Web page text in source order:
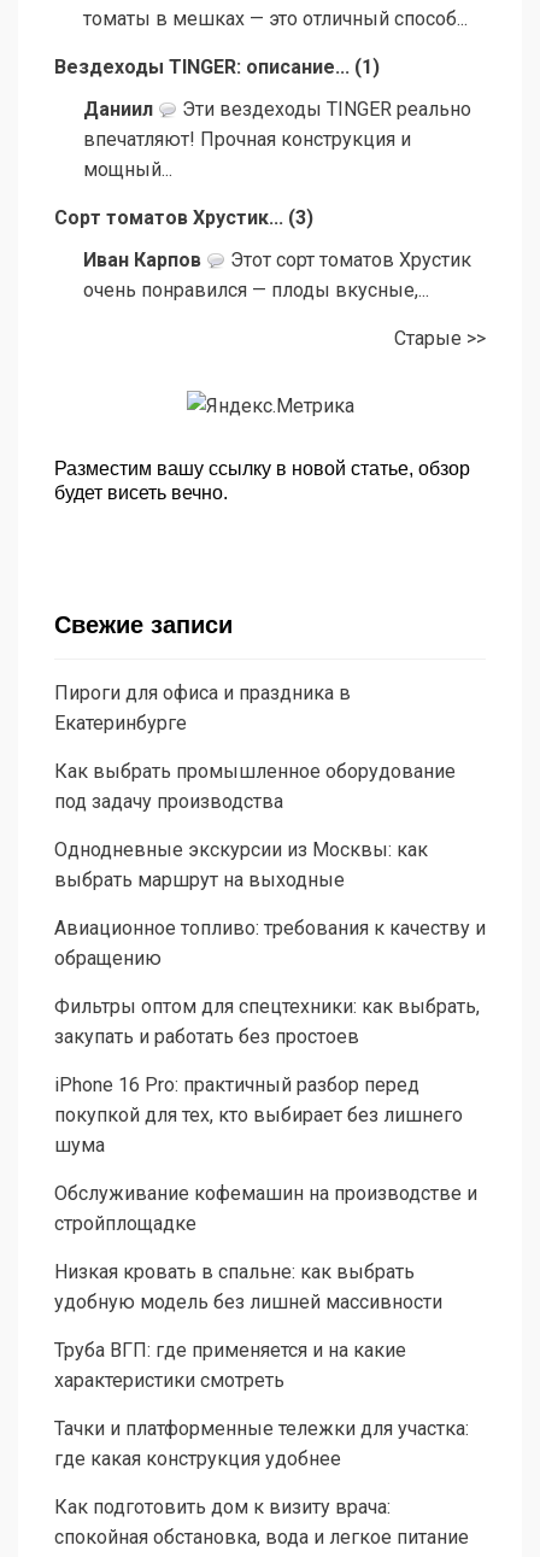
томаты в мешках — это отличный способ...
Вездеходы TINGER: описание... (1 )
Даниил
Эти вездеходы TINGER реально
впечатляют! Прочная конструкция и
мощный...
Сорт томатов Хрустик... (3)
Иван Карпов
Этот сорт томатов Хрустик
очень понравился — плоды вкусные,...
Старые >>
Разместим вашу ссылку в новой статье, обзор
будет висеть вечно.
Свежие записи
Пироги для офиса и праздника в
Екатеринбурге
Как выбрать промышленное оборудование
под задачу производства
Однодневные экскурсии из Москвы: как
выбрать маршрут на выходные
Авиационное топливо: требования к качеству и
обращению
Фильтры оптом для спецтехники: как выбрать,
закупать и работать без простоев
iPhone 16 Pro: практичный разбор перед
покупкой для тех, кто выбирает без лишнего
шума
Обслуживание кофемашин на производстве и
стройплощадке
Низкая кровать в спальне: как выбрать
удобную модель без лишней массивности
Труба ВГП: где применяется и на какие
характеристики смотреть
Тачки и платформенные тележки для участка:
где какая конструкция удобнее
Как подготовить дом к визиту врача:
спокойная обстановка, вода и легкое питание